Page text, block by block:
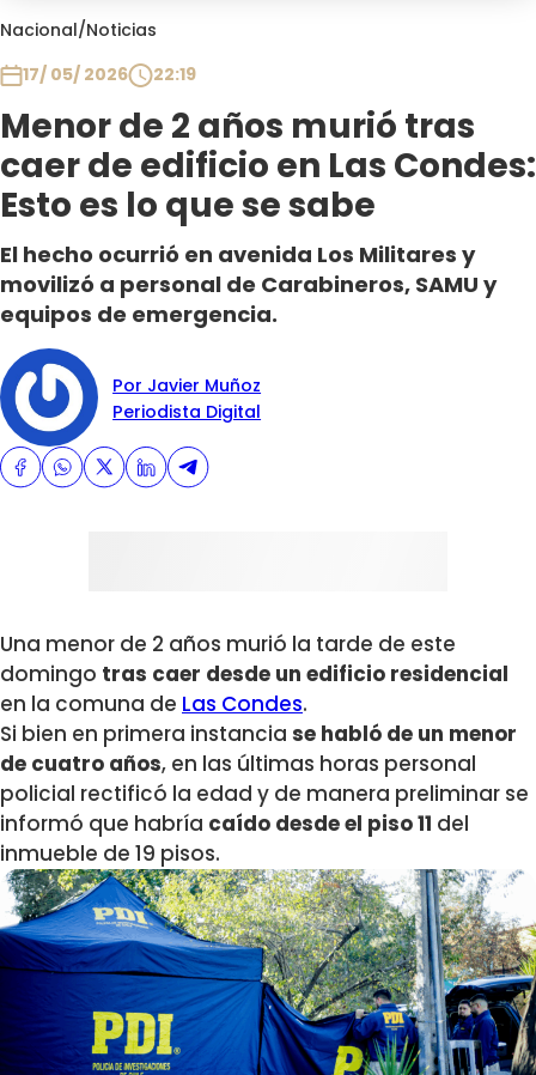
Nacional/Noticias
17/ 05/ 2026
22:19
Menor de 2 años murió tras
caer de edificio en Las Condes:
Esto es lo que se sabe
El hecho ocurrió en avenida Los Militares y
movilizó a personal de Carabineros, SAMU y
equipos de emergencia.
Por Javier Muñoz
Periodista Digital
Una menor de 2 años murió la tarde de este
domingo tras caer desde un edificio residencial
en la comuna de Las Condes.
Si bien en primera instancia se habló de un menor
de cuatro años, en las últimas horas personal
policial rectificó la edad y de manera preliminar se
informó que habría caído desde el piso 11 del
inmueble de 19 pisos.
Club De La Comedia
Plan Perfecto
El Tiempo
Sabingo
Todos Los Programas